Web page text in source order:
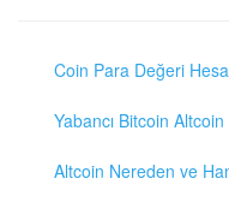
Coin Para Değeri
Yabancı Bitcoin Altcoin
Altcoin Nereden ve